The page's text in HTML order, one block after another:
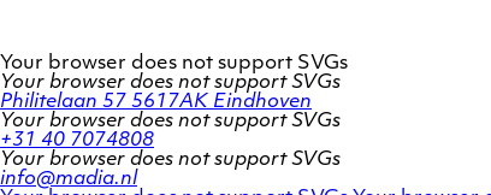
Your browser does not support SVGs
Your browser does not support SVGs
Philitelaan 57 5617AK Eindhoven
Your browser does not support SVGs
+31 40 7074808
Your browser does not support SVGs
info@madia.nl